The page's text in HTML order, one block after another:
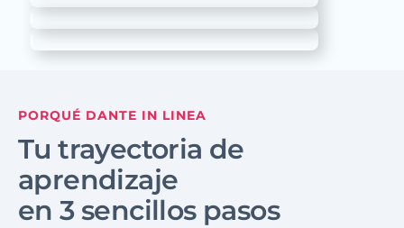
PORQUÉ DANTE IN LINEA
Tu trayectoria de
aprendizaje
en 3 sencillos pasos